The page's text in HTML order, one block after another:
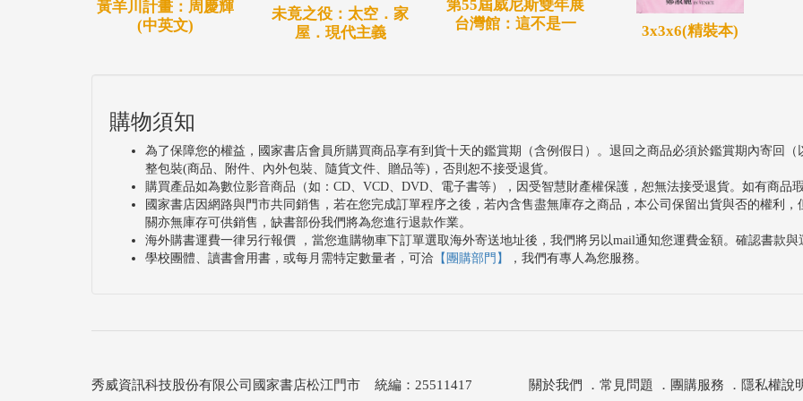
黃羊川計畫：周慶輝
(中英文)
未竟之役：太空．家
屋．現代主義
第55屆威尼斯雙年展
台灣館：這不是一
3x3x6(精裝本)
購物須知
為了保障您的權益，國家書店會員所購買商品享有到貨十天的鑑賞期（含例假日）。退回之商品必須於鑑賞期內寄回
整包裝(商品、附件、內外包裝、隨貨文件、贈品等)，否則恕不接受退貨。
購買產品如為數位影音商品（如：CD、VCD、DVD、電子書等），因受智慧財產權保護，恕無法接受退貨。如有商品
國家書店因網路與門市共同銷售，若在您完成訂單程序之後，若內含售盡無庫存之商品，本公司保留出貨與否的權利
關亦無庫存可供銷售，缺書部份我們將為您進行退款作業。
海外購書運費一律另行報價 ，當您進購物車下訂單選取海外寄送地址後，我們將另以mail通知您運費金額。確認書款
學校團體、讀書會用書，或每月需特定數量者，可洽 【團購部門】 ，我們有專人為您服務。
秀威資訊科技股份有限公司國家書店松江門市 統編：25511417 關於我們 ． 常見問題 ． 團購服務 ． 隱私權說